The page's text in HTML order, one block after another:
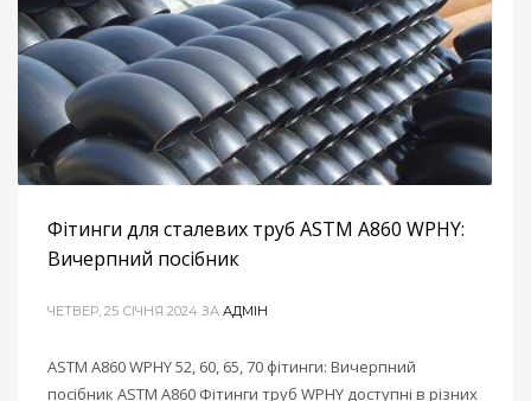
Фітинги для сталевих труб ASTM A860 WPHY:
Вичерпний посібник
ЧЕТВЕР, 25 СІЧНЯ 2024 ЗА АДМІН
ASTM A860 WPHY 52, 60, 65, 70 фітинги: Вичерпний
посібник ASTM A860 Фітинги труб WPHY доступні в різних